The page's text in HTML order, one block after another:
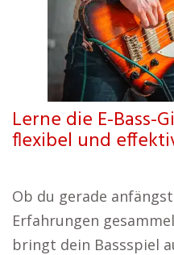
Lerne die E-Bass-
flexibel und
Ob du gerade
Erfahrungen
bringt dein Bassspiel